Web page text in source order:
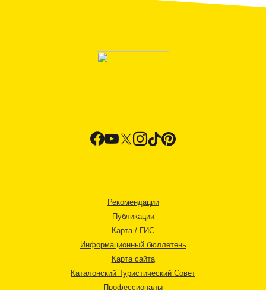
Рекомендации
Публикации
Карта / ГИС
Информационный бюллетень
Карта сайта
Каталонский Туристический Совет
Профессионалы